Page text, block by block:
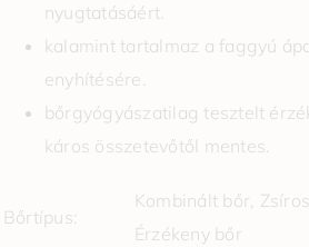
nyugtatásáért.
kalamint tartalmaz a faggyú
enyhítésére.
bőrgyógyászatilag tesztelt
káros összetevőtől mentes.
Bőrtípus:
Kombinált bőr,
Érzékeny bőr